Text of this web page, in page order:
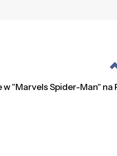
"Marvels Spider-Man" na